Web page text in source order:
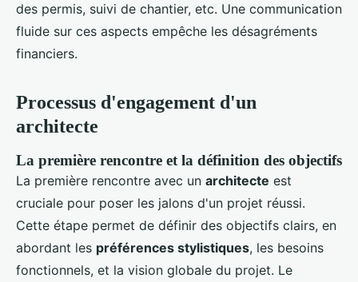
des permis, suivi de chantier, etc. Une communication
fluide sur ces aspects empêche les désagréments
financiers.
Processus d'engagement d'un
architecte
La première rencontre et la définition des objectifs
La première rencontre avec un architecte est
cruciale pour poser les jalons d'un projet réussi.
Cette étape permet de définir des objectifs clairs, en
abordant les préférences stylistiques, les besoins
fonctionnels, et la vision globale du projet. Le